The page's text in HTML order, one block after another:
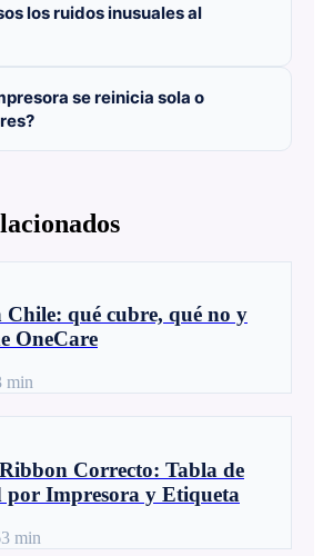
los ruidos inusuales al
se reinicia sola o
qué cubre, qué no y
OneCare
min
Correcto: Tabla de
Impresora y Etiqueta
3 min